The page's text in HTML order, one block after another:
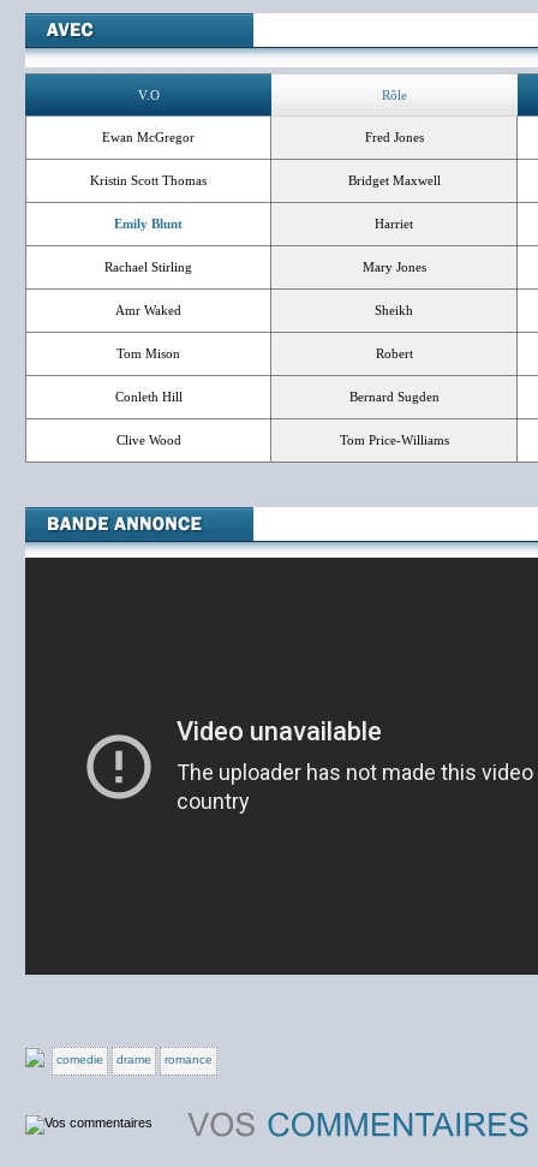
V.O Rôle
Ewan McGregor Fred Jones
Kristin Scott Thomas Bridget Maxwell
Emily Blunt Harriet
Rachael Stirling Mary Jones
Amr Waked Sheikh
Tom Mison Robert
Conleth Hill Bernard Sugden
Clive Wood Tom Price-Williams
comedie drame romance